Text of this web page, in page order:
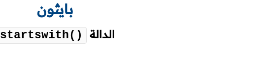
بايثون
الدالة startswith()